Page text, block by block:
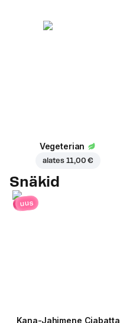
Vegeterian
alates 11,00 €
Snäkid
uus
Kana-Jahimene Ciabatta